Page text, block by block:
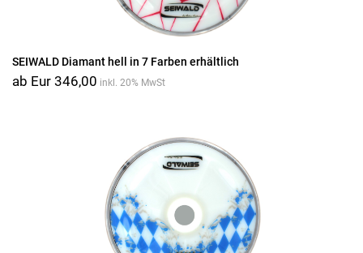
SEIWALD Diamant hell in 7 Farben erhältlich
ab Eur 346,00 inkl. 20% MwSt